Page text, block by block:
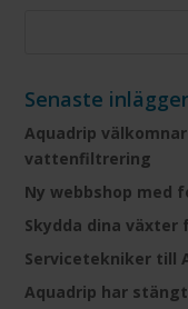
Senaste
Aquadrip
vattenfiltrering
Ny webbshop med
Skydda dina
Servicetekniker till
Aquadrip har